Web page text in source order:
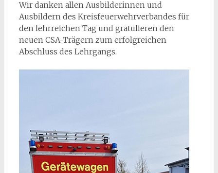
Wir danken allen Ausbilderinnen und
Ausbildern des Kreisfeuerwehrverbandes für
den lehrreichen Tag und gratulieren den
neuen CSA-Trägern zum erfolgreichen
Abschluss des Lehrgangs.